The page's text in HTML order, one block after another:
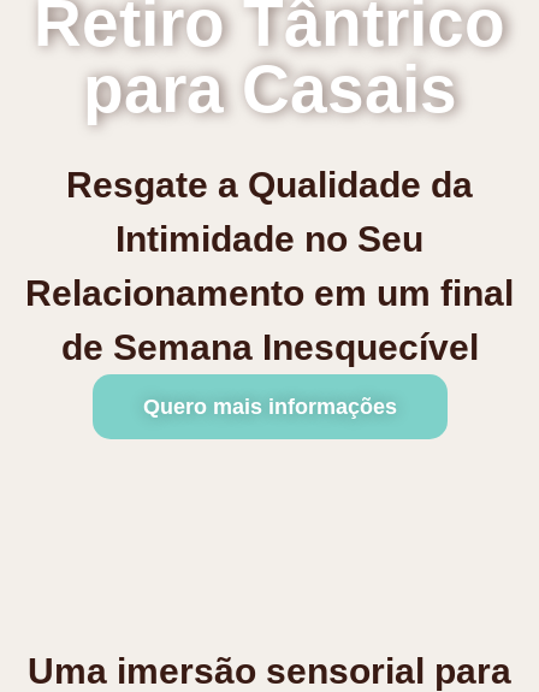
Retiro Tântrico
para Casais
Resgate a Qualidade da
Intimidade no Seu
Relacionamento em um final
de Semana Inesquecível
Quero mais informações
Uma imersão sensorial para